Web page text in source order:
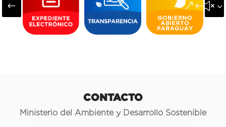
#
CONTACTO
Ministerio del Ambiente y Desarrollo Sostenible